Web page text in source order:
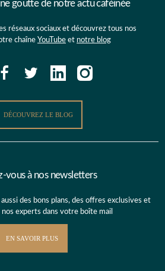
goutte de notre actu caféinée
réseaux sociaux et découvrez tous nos
chaîne YouTube et notre blog
DÉCOUVREZ LE BLOG
vous à nos newsletters
des bons plans, des offres exclusives et
nos experts dans votre boîte mail
EN SAVOIR PLUS